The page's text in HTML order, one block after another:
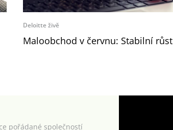
Deloitte živě
Maloobchod v červnu: Stabilní růst
pořádané společností